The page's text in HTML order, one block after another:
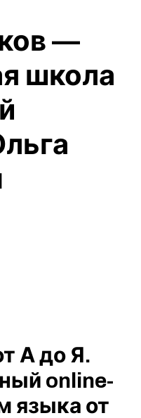
—
школа
А до Я.
online-
языка от